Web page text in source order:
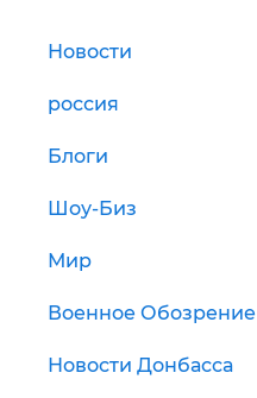
Новости
россия
Блоги
Шоу-Биз
Мир
Военное Обозрение
Новости Донбасса